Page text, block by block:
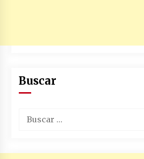
Buscar